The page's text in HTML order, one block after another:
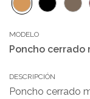
MODELO
Poncho
DESCRIPCIÓN
Poncho cerrado